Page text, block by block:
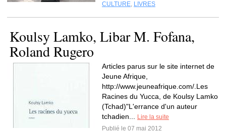
CULTURE, LIVRES
Koulsy Lamko, Libar M. Fofana,
Roland Rugero
Articles parus sur le site internet de
Jeune Afrique,
http://www.jeuneafrique.com/.Les
Racines du Yucca, de Koulsy Lamko
(Tchad)"L'errance d'un auteur
tchadien...
Lire la suite
Publié le 07 mai 2012